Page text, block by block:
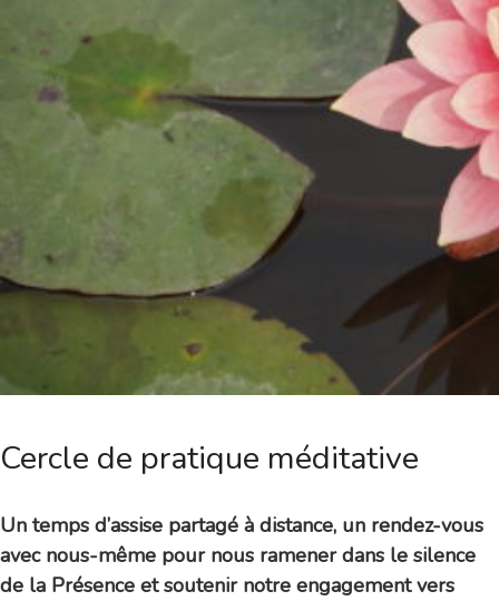
Cercle de pratique méditative
Un temps d’assise partagé à distance, un rendez-vous
avec nous-même pour nous ramener dans le silence
de la Présence et soutenir notre engagement vers